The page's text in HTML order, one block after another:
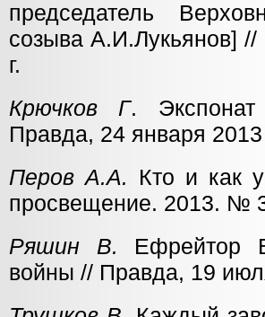
председатель
созыва А.И.Лукьянов]
г.
Крючков Г.
Правда, 24 января 2013
Перов А.А.
Кто и как
просвещение. 2013. №
Ряшин В. Ефрейтор
войны // Правда, 19